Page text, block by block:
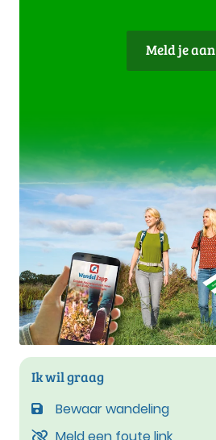
Meld je aan
Ik wil graag
Bewaar wandeling
Meld een foute link